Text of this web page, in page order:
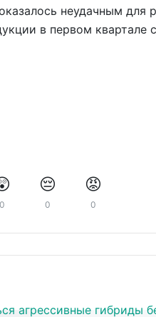
неудачным для
в первом квартале
0
😔
0
😡
0